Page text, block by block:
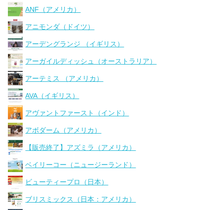
ANF（アメリカ）
アニモンダ（ドイツ）
アーデングランジ （イギリス）
アーガイルディッシュ（オーストラリア）
アーテミス （アメリカ）
AVA（イギリス）
アヴァントファースト（インド）
アボダーム（アメリカ）
【販売終了】アズミラ（アメリカ）
ベイリーコー（ニュージーランド）
ビューティープロ（日本）
ブリスミックス（日本：アメリカ）